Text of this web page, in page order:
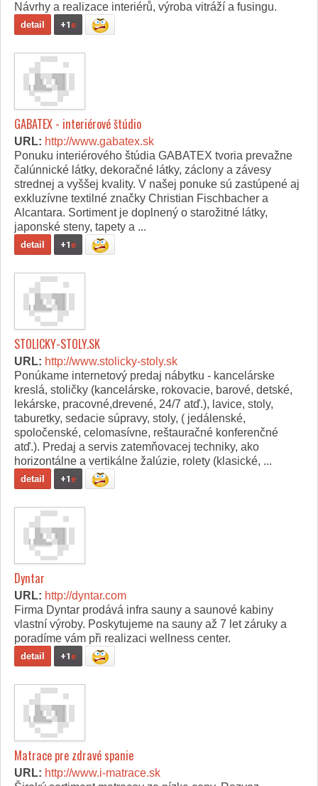
Návrhy a realizace interiérů, výroba vitráží a fusingu.
detail +1e
GABATEX - interiérové štúdio
URL: http://www.gabatex.sk
Ponuku interiérového štúdia GABATEX tvoria prevažne
čalúnnické látky, dekoračné látky, záclony a závesy
strednej a vyššej kvality. V našej ponuke sú zastúpené aj
exkluzívne textilné značky Christian Fischbacher a
Alcantara. Sortiment je doplnený o starožitné látky,
japonské steny, tapety a ...
detail +1e
STOLICKY-STOLY.SK
URL: http://www.stolicky-stoly.sk
Ponúkame internetový predaj nábytku - kancelárske
kreslá, stoličky (kancelárske, rokovacie, barové, detské,
lekárske, pracovné,drevené, 24/7 atď.), lavice, stoly,
taburetky, sedacie súpravy, stoly, ( jedálenské,
spoločenské, celomasívne, reštauračné konferenčné
atď.). Predaj a servis zatemňovacej techniky, ako
horizontálne a vertikálne žalúzie, rolety (klasické, ...
detail +1e
Dyntar
URL: http://dyntar.com
Firma Dyntar prodává infra sauny a saunové kabiny
vlastní výroby. Poskytujeme na sauny až 7 let záruky a
poradíme vám při realizaci wellness center.
detail +1e
Matrace pre zdravé spanie
URL: http://www.i-matrace.sk